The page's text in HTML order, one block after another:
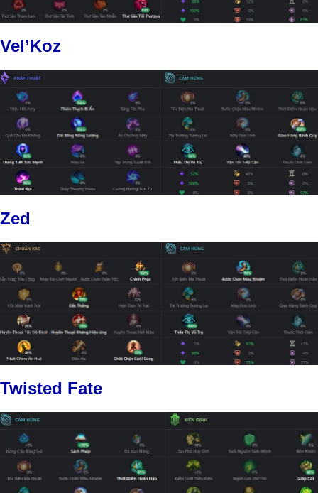
Vel’Koz
Zed
Twisted Fate